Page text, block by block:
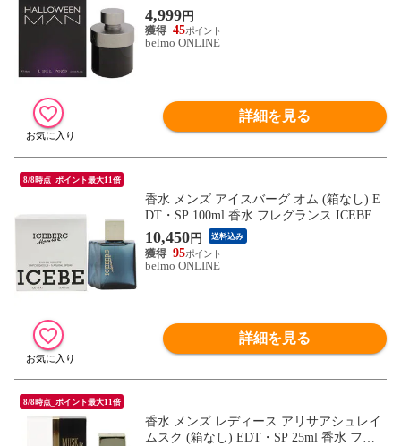
ランス 【在庫限り】 HALLOWEEN MAN J
DEL POZO 新品 未使用
4,999円
45
belmo ONLINE
詳細を見る
8/8時点_ポイント最大11倍
香水 メンズ アイスバーグ オム (箱なし) E
DT・SP 100ml 香水 フレグランス ICEBER
G HOMME ICE BERG 新品 未使用
10,450円 送料込み
95
belmo ONLINE
詳細を見る
8/8時点_ポイント最大11倍
香水 メンズ レディース アリサアシュレイ
ムスク (箱なし) EDT・SP 25ml 香水 フレ